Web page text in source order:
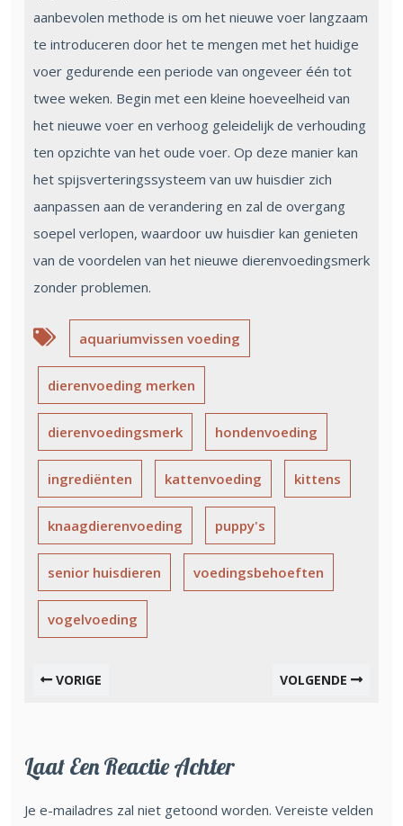
aanbevolen methode is om het nieuwe voer langzaam
te introduceren door het te mengen met het huidige
voer gedurende een periode van ongeveer één tot
twee weken. Begin met een kleine hoeveelheid van
het nieuwe voer en verhoog geleidelijk de verhouding
ten opzichte van het oude voer. Op deze manier kan
het spijsverteringssysteem van uw huisdier zich
aanpassen aan de verandering en zal de overgang
soepel verlopen, waardoor uw huisdier kan genieten
van de voordelen van het nieuwe dierenvoedingsmerk
zonder problemen.
aquariumvissen voeding
dierenvoeding merken
dierenvoedingsmerk hondenvoeding
ingrediënten kattenvoeding kittens
knaagdierenvoeding puppy's
senior huisdieren voedingsbehoeften
vogelvoeding
VORIGE VOLGENDE
Laat Een Reactie Achter
Je e-mailadres zal niet getoond worden. Vereiste velden